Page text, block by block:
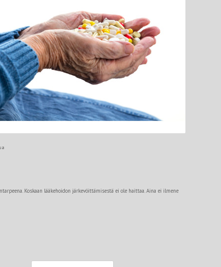
Koskaan lääkehoidon järkevöittämisestä ei ole haittaa. Aina ei ilmene